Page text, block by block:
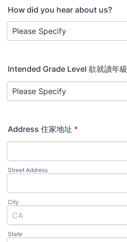
How did you hear about us?
Intended Grade Level 欲就讀年級
Address 住家地址 *
Street Address
City
State